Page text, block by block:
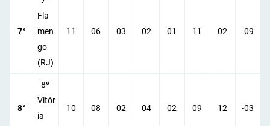
7°
Fla
men
go
(RJ)
11 06 03 02 01 11 02 09
8°
8º
Vitór
ia
10 08 02 04 02 09 12 -03